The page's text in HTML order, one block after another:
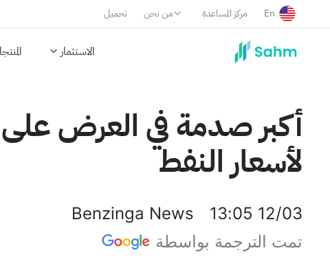
تحميل من نحن مركز المساعدة En
الاستثمار
أكبر صدمة في العرض
لأسعار النفط
Benzinga News
13:05 12/03
تمت الترجمة بواسطة